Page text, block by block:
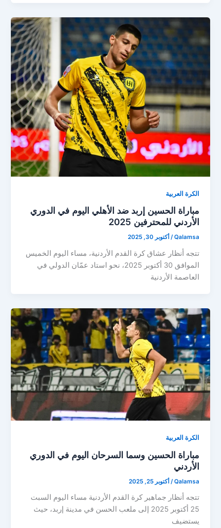
الكرة العربية
مباراة الحسين إربد ضد الأهلي اليوم في الدوري
الأردني للمحترفين 2025
Qalamsa
/ أكتوبر 30, 2025
تتجه أنظار عشاق كرة القدم الأردنية، مساء اليوم الخميس
الموافق 30 أكتوبر 2025، نحو استاد عمّان الدولي في
العاصمة الأردنية
الكرة العربية
مباراة الحسين وسما السرحان اليوم في الدوري
الأردني
Qalamsa
/أكتوبر 25, 2025
تتجه أنظار جماهير كرة القدم الأردنية مساء اليوم السبت
25 أكتوبر 2025 إلى ملعب الحسن في مدينة إربد، حيث
يستضيف